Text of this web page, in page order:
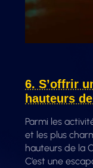
6. S’offrir
hauteurs
Parmi les
et les plus
hauteurs de la
C’est une